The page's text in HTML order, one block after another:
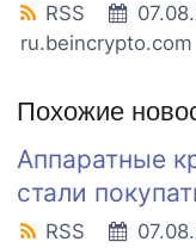
RSS
ru.beincrypto.com
Похожие
Аппаратные
стали
RSS